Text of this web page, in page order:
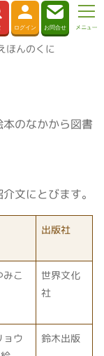
ほんのくに
のなかから図書
文にとびます。
出版社
こ
世界文化
社
ョウ
鈴木出版